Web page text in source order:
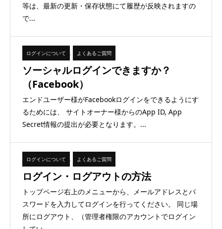
等は、最新の更新・保存状態にて履歴が反映されますの
で...
ログインについて , よくあるご質問
ソーシャルログインできますか？
（Facebook）
エンドユーザー様がFacebookログインをできるようにす
るためには、 サイトオーナー様からのApp ID, App
Secret情報の提出が必要となります。...
ログインについて , よくあるご質問
ログイン・ログアウトの方法
トップページ右上のメニューから、メールアドレスとパ
スワードを入力してログインを行ってください。 同じ場
所にログアウト、（管理者権限のアカウントでログイン